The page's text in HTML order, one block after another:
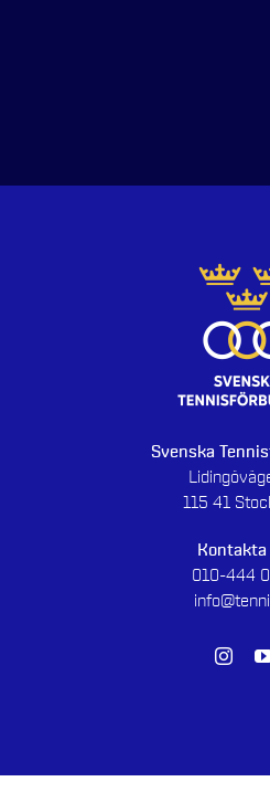
Svenska
115 41
Kontakta
010-444